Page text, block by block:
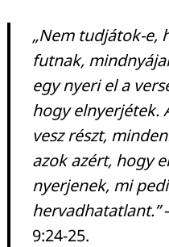
„Nem tudjátok-e,
futnak,
egy nyeri el a
hogy elnyerjétek.
vesz részt,
azok azért, hogy
nyerjenek, mi
hervadhatatlant.”
9:24-25.